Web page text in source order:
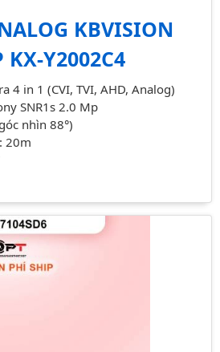
KBVISION
KX-Y2002C4
4 in 1 (CVI, TVI, AHD, Analog)
SNR1s 2.0 Mp
nhìn 88°)
20m